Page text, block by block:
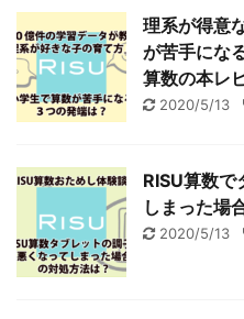
理系が得意
が苦手にな
算数の本レ
2020/5/13
RISU算数で
しまった場
2020/5/13